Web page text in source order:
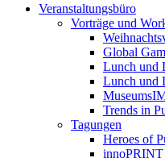
Veranstaltungsbüro
Vorträge und
Global
Lunch und
Lunch und
Trends in
Tagungen
Heroes of